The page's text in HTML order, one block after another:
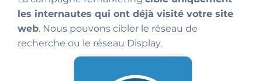
les internautes qui ont déjà visité votre site
web. Nous pouvons cibler le réseau de
recherche ou le réseau Display.